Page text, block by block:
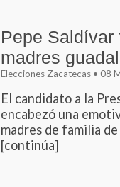
Pepe
madres
Elecciones Zacatecas • 08
El candidato a la
encabezó una
madres de familia
[continúa]